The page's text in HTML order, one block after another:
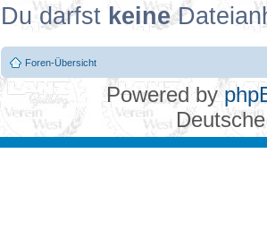
Du darfst keine
Foren-Übersicht
Powered by